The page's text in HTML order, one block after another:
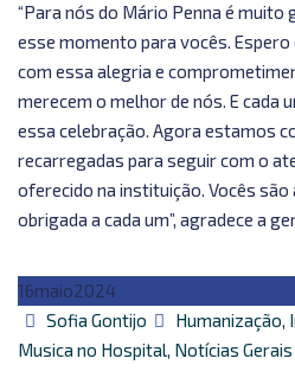
“Para nós do Mário Penna é
esse momento para vocês.
com essa alegria e
merecem o melhor de nós. E cada
essa celebração. Agora estamos
recarregadas para seguir com o
oferecido na instituição. Vocês
obrigada a cada um”, agradece a
16maio2024
Autor
Sofia Gontijo Categorias
Humanização,
Musica no Hospital, Notícias Gerais